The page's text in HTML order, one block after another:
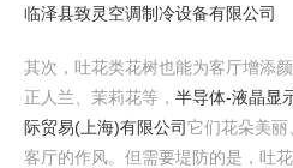
临泽县致灵空调制冷设备有限公司
其次，吐花类花树也能为客厅增添
正人兰、茉莉花等， 半导体-液晶显
际贸易(上海)有限公司它们花朵美丽
客厅的作风。但需要堤防的是，吐